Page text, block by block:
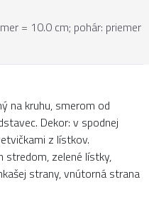
= 10.0 cm; pohár: priemer
na kruhu, smerom od
Dekor: v spodnej
z lístkov.
stredom, zelené lístky,
strany, vnútorná strana